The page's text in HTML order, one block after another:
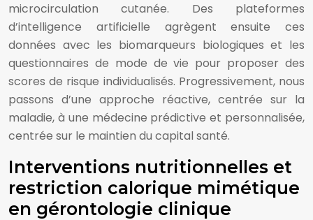
microcirculation cutanée. Des plateformes
d’intelligence artificielle agrègent ensuite ces
données avec les biomarqueurs biologiques et les
questionnaires de mode de vie pour proposer des
scores de risque individualisés. Progressivement, nous
passons d’une approche réactive, centrée sur la
maladie, à une médecine prédictive et personnalisée,
centrée sur le maintien du capital santé.
Interventions nutritionnelles et
restriction calorique mimétique
en gérontologie clinique